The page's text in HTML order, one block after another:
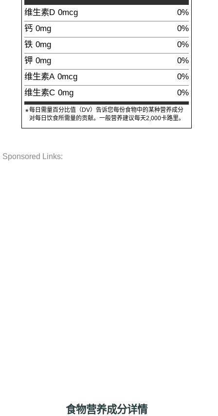
维生素D 0mcg
0%
钙 0mg
0%
铁 0mg
0%
钾 0mg
0%
维生素A 0mcg
0%
维生素C 0mg
0%
*每日需量百分比值（DV）告诉您每份食物中的某种营养成分
对每日饮食所需量的贡献。一般营养建议每天2,000卡路里。
Sponsored Links:
食物营养成分详情